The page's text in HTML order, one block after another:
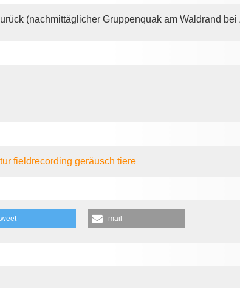
(nachmittäglicher Gruppenquak am Waldrand bei
fieldrecordinggeräuschtiere
mail